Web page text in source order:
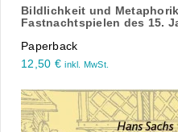
Bildlichkeit und
Fastnachtspielen des 15.
Paperback
12,50 € inkl. MwSt.